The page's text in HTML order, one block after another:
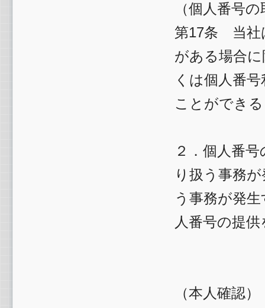
（個人番号
第17条 当社
がある場合
くは個人番
ことができ
２．個人番
り扱う事務
う事務が発
人番号の提
（本人確認）